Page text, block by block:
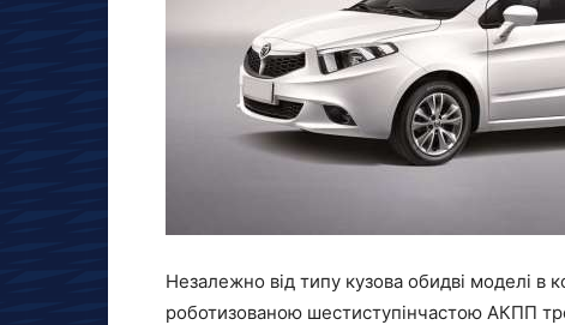
Незалежно від типу кузова обидві моделі в
роботизованою шестиступінчастою АКПП